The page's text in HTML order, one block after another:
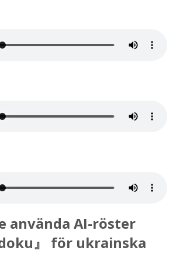
använda AI-röster
』 för ukrainska